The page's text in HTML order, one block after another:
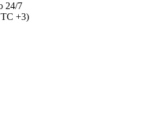
24/7
+3)